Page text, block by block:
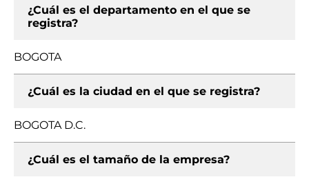
¿Cuál es el departamento en el que se
registra?
BOGOTA
¿Cuál es la ciudad en el que se registra?
BOGOTA D.C.
¿Cuál es el tamaño de la empresa?